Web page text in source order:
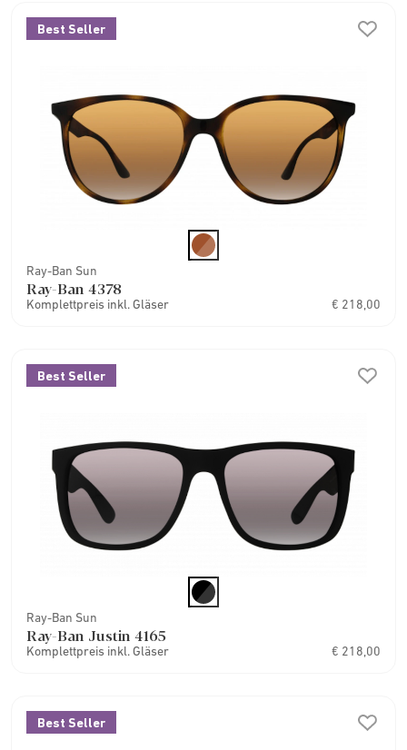
Best Seller
Ray-Ban Sun
Ray-Ban 4378
Komplettpreis inkl. Gläser € 218,00
Best Seller
Ray-Ban Sun
Ray-Ban Justin 4165
Komplettpreis inkl. Gläser € 218,00
Best Seller